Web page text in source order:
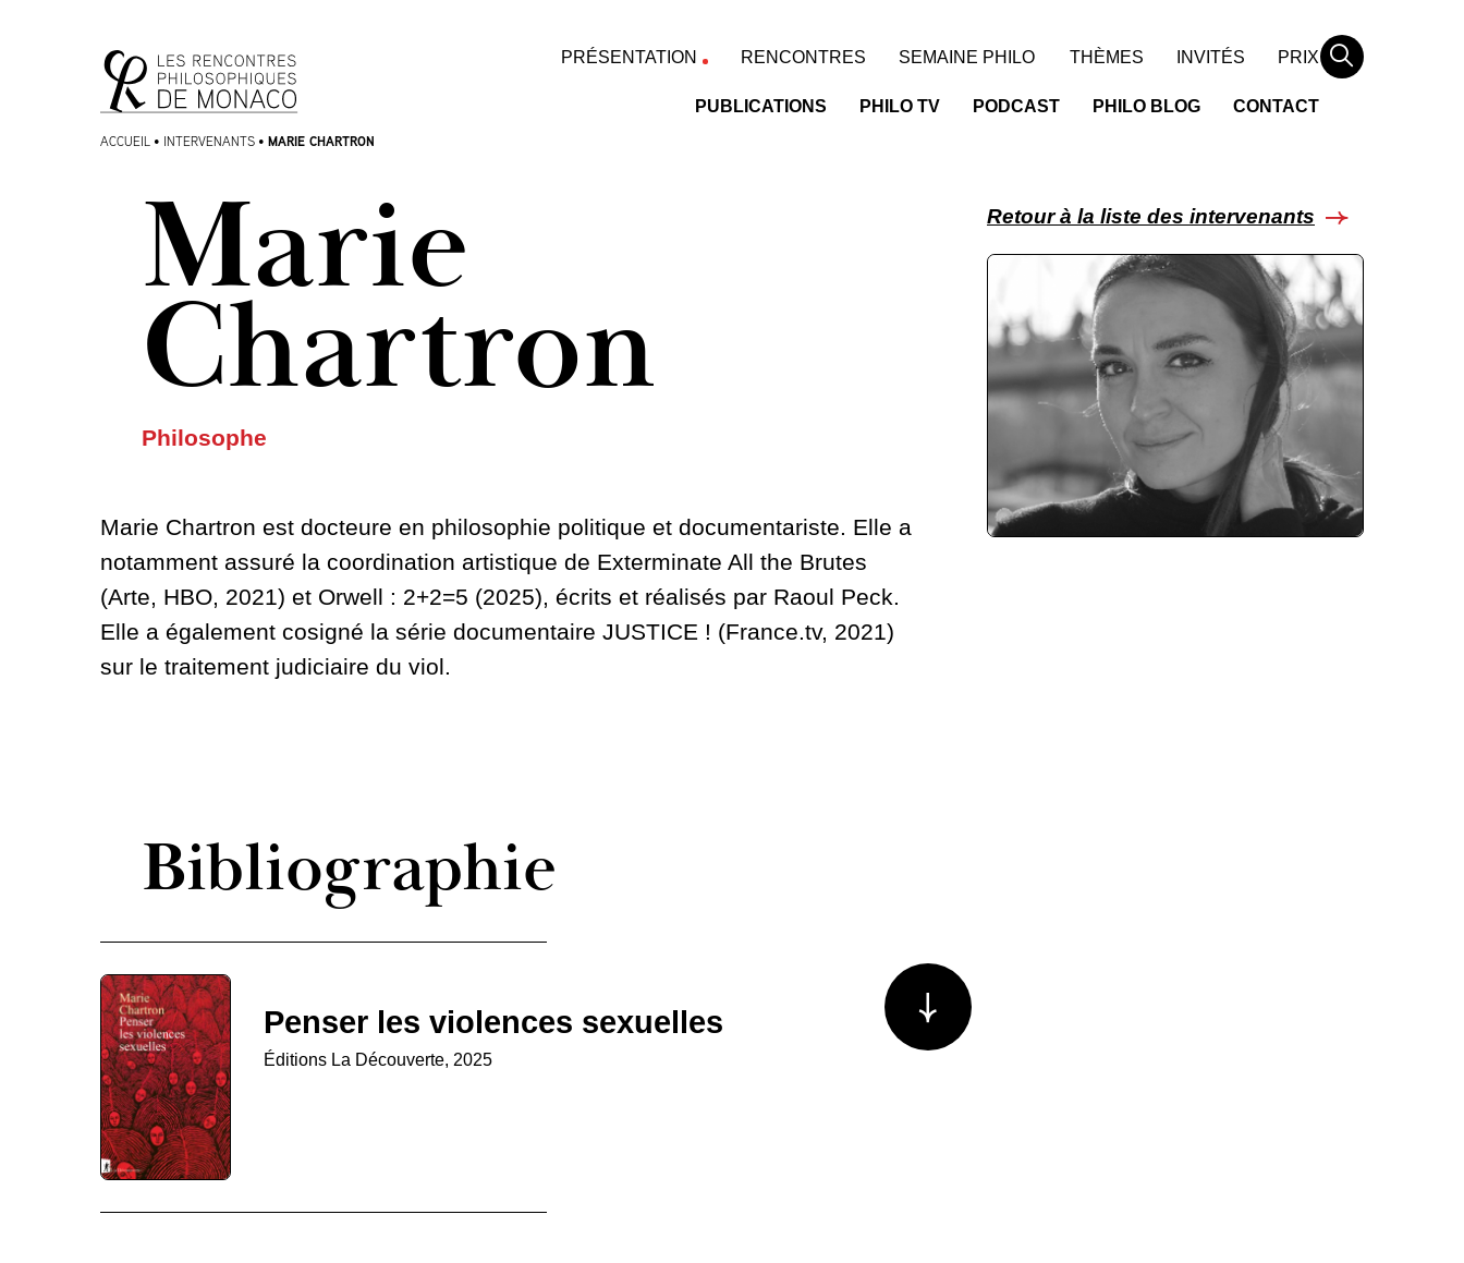
contenu
PRÉSENTATION RENCONTRES SEMAINE PHILO THÈMES INVITÉS PRIX
PUBLICATIONS PHILO TV PODCAST PHILO BLOG CONTACT
Rechercher
ACCUEIL • INTERVENANTS • MARIE CHARTRON
Marie
Chartron
Philosophe
Marie Chartron est docteure en philosophie politique et documentariste. Elle a
notamment assuré la coordination artistique de Exterminate All the Brutes
(Arte, HBO, 2021) et Orwell : 2+2=5 (2025), écrits et réalisés par Raoul Peck.
Elle a également cosigné la série documentaire JUSTICE ! (France.tv, 2021)
sur le traitement judiciaire du viol.
Retour à la liste des intervenants
Bibliographie
Penser les violences sexuelles
Éditions La Découverte, 2025
Voir plus/moins d'information sur le livre